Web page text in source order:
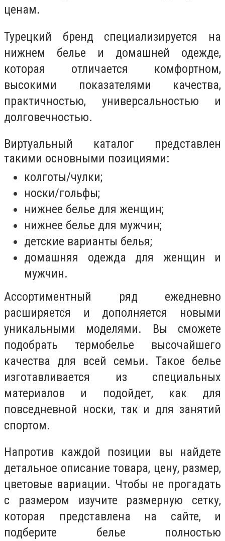
ценам.
Турецкий бренд специализируется на
нижнем белье и домашней одежде,
которая отличается комфортном,
высокими показателями качества,
практичностью, универсальностью и
долговечностью.
Виртуальный каталог представлен
такими основными позициями:
колготы/чулки;
носки/гольфы;
нижнее белье для женщин;
нижнее белье для мужчин;
детские варианты белья;
домашняя одежда для женщин и
мужчин.
Ассортиментный ряд ежедневно
расширяется и дополняется новыми
уникальными моделями. Вы сможете
подобрать термобелье высочайшего
качества для всей семьи. Такое белье
изготавливается из специальных
материалов и подойдет, как для
повседневной носки, так и для занятий
спортом.
Напротив каждой позиции вы найдете
детальное описание товара, цену, размер,
цветовые вариации. Чтобы не прогадать
с размером изучите размерную сетку,
которая представлена на сайте, и
подберите белье полностью